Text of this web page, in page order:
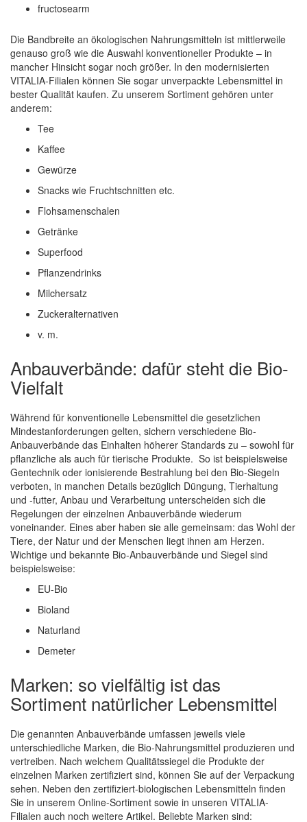
fructosearm
Die Bandbreite an ökologischen Nahrungsmitteln ist mittlerweile
genauso groß wie die Auswahl konventioneller Produkte – in
mancher Hinsicht sogar noch größer. In den modernisierten
VITALIA-Filialen können Sie sogar unverpackte Lebensmittel in
bester Qualität kaufen. Zu unserem Sortiment gehören unter
anderem:
Tee
Kaffee
Gewürze
Snacks wie Fruchtschnitten etc.
Flohsamenschalen
Getränke
Superfood
Pflanzendrinks
Milchersatz
Zuckeralternativen
v. m.
Anbauverbände: dafür steht die Bio-
Vielfalt
Während für konventionelle Lebensmittel die gesetzlichen
Mindestanforderungen gelten, sichern verschiedene Bio-
Anbauverbände das Einhalten höherer Standards zu – sowohl für
pflanzliche als auch für tierische Produkte. So ist beispielsweise
Gentechnik oder ionisierende Bestrahlung bei den Bio-Siegeln
verboten, in manchen Details bezüglich Düngung, Tierhaltung
und -futter, Anbau und Verarbeitung unterscheiden sich die
Regelungen der einzelnen Anbauverbände wiederum
voneinander. Eines aber haben sie alle gemeinsam: das Wohl der
Tiere, der Natur und der Menschen liegt ihnen am Herzen.
Wichtige und bekannte Bio-Anbauverbände und Siegel sind
beispielsweise:
EU-Bio
Bioland
Naturland
Demeter
Marken: so vielfältig ist das
Sortiment natürlicher Lebensmittel
Die genannten Anbauverbände umfassen jeweils viele
unterschiedliche Marken, die Bio-Nahrungsmittel produzieren und
vertreiben. Nach welchem Qualitätssiegel die Produkte der
einzelnen Marken zertifiziert sind, können Sie auf der Verpackung
sehen. Neben den zertifiziert-biologischen Lebensmitteln finden
Sie in unserem Online-Sortiment sowie in unseren VITALIA-
Filialen auch noch weitere Artikel. Beliebte Marken sind: